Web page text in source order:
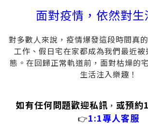
面對疫情，依然對生
對多數人來說，疫情爆發這段時間真
工作、假日宅在家都成為我們最近
態。在回歸正常軌道前，面對枯燥的
生活注入樂趣！
如有任何問題歡迎私訊 ， 或預約
👉1:1專人客服